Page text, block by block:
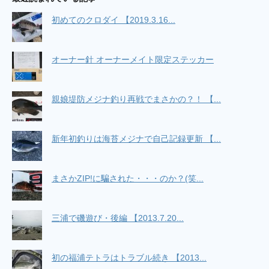
初めてのクロダイ 【2019.3.16...
オーナー針 オーナーメイト限定ステッカー
親娘堤防メジナ釣り再戦でまさかの？！ 【...
新年初釣りは海苔メジナで自己記録更新 【...
まさかZIP!に騙された・・・のか？(笑...
三浦で磯遊び・後編 【2013.7.20...
初の福浦テトラはトラブル続き 【2013...